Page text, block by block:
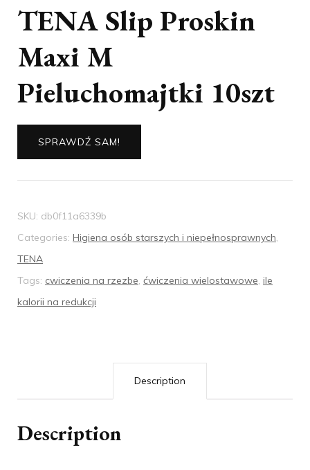
TENA Slip Proskin
Maxi M
Pieluchomajtki 10szt
SPRAWDŹ SAM!
SKU: db0f11a6339b
Categories: Higiena osób starszych i niepełnosprawnych,
TENA
Tags: cwiczenia na rzezbe, ćwiczenia wielostawowe, ile
kalorii na redukcji
Description
Description